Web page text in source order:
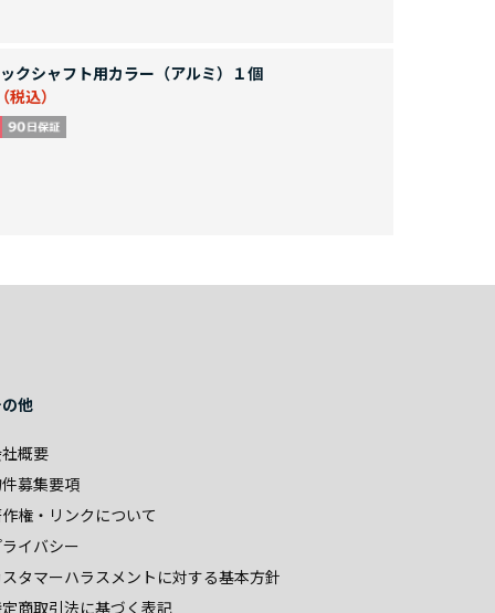
クシャフト用カラー（アルミ）１個
他
概要
募集要項
権・リンクについて
イバシー
タマーハラスメントに対する基本方針
商取引法に基づく表記